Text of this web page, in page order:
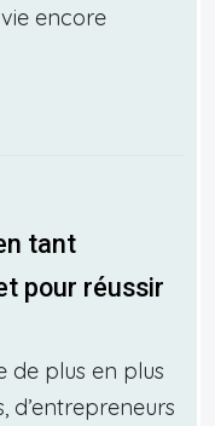
encore
tant
pour réussir
de plus en plus
d’entrepreneurs